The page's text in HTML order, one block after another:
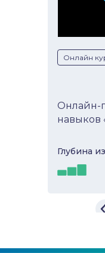
Онлайн
Онлайн-
навыков
Глубина
СЕЗОНА» -